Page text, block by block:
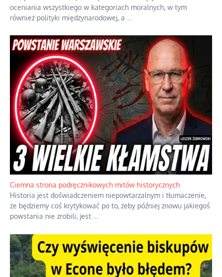
oceniania wszystkiego w kategoriach moralnych, w tym
również polityki międzynarodowej, a
Ciemna strona podręcznikowych mitów historycznych
Historia jest doświadczeniem niepowtarzalnym i tłumaczenie,
że będziemy coś krytykować po to, żeby później znowu jakiegoś
powstania nie zrobili, jest